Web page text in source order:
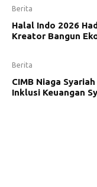
Berita
Halal Indo 2026
Kreator Bangun
Berita
CIMB Niaga
Inklusi Keuangan